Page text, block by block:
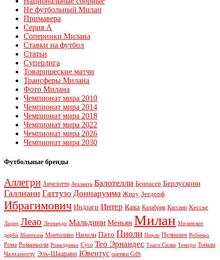
Не футбольный Милан
Примавера
Серия А
Соперники Милана
Ставки на футбол
Статьи
Суперлига
Товарищеские матчи
Трансферы Милана
Фото Милана
Чемпионат мира 2010
Чемпионат мира 2014
Чемпионат мира 2018
Чемпионат мира 2022
Чемпионат мира 2026
Чемпионат мира 2030
Футбольные бренды
Аллегри Анчелотти Аталанта Балотелли Беннасер Берлускони
Галлиани Гаттузо Доннарумма Жиру Зеедорф
Ибрагимович Индзаги Интер Кака Калабрия Кассано Кессье
Лацио Леао Леонардо Мальдини Меньян Милан Миланское
дерби Монтелла Монтоливо Наполи Пато Пиоли Пирло Пулишич Робиньо
Рома Романьоли Роналдиньо Сусо Тео Эрнандес Тиаго Силва Томори Тонали
Чалханоглу Эль-Шаарави Ювентус оценки GdS